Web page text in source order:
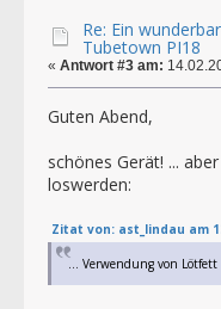
Re: Ein
Tubetown PI18
« Antwort #3 am:
Guten Abend,
schönes Gerät! ...
loswerden:
Zitat von: ast_lindau am
... Verwendung von Lötfett